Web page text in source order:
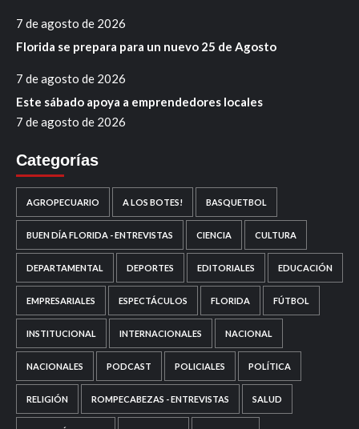
7 de agosto de 2026
Florida se prepara para un nuevo 25 de Agosto
7 de agosto de 2026
Este sábado apoya a emprendedores locales
7 de agosto de 2026
Categorías
AGROPECUARIO A LOS BOTES! BASQUETBOL
BUEN DÍA FLORIDA - ENTREVISTAS CIENCIA CULTURA
DEPARTAMENTAL DEPORTES EDITORIALES EDUCACIÓN
EMPRESARIALES ESPECTÁCULOS FLORIDA FÚTBOL
INSTITUCIONAL INTERNACIONALES NACIONAL
NACIONALES PODCAST POLICIALES POLÍTICA
RELIGIÓN ROMPECABEZAS - ENTREVISTAS SALUD